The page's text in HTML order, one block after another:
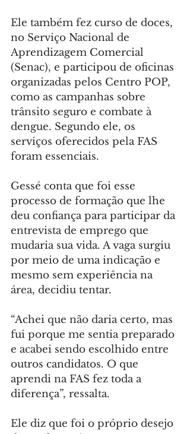
Ele também fez curso de doces,
no Serviço Nacional de
Aprendizagem Comercial
(Senac), e participou de oficinas
organizadas pelos Centro POP,
como as campanhas sobre
trânsito seguro e combate à
dengue. Segundo ele, os
serviços oferecidos pela FAS
foram essenciais.
Gessé conta que foi esse
processo de formação que lhe
deu confiança para participar da
entrevista de emprego que
mudaria sua vida. A vaga surgiu
por meio de uma indicação e
mesmo sem experiência na
área, decidiu tentar.
“Achei que não daria certo, mas
fui porque me sentia preparado
e acabei sendo escolhido entre
outros candidatos. O que
aprendi na FAS fez toda a
diferença”, ressalta.
Ele diz que foi o próprio desejo